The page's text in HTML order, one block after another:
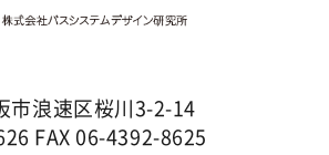
市浪速区桜川3-2-14
FAX 06-4392-8625